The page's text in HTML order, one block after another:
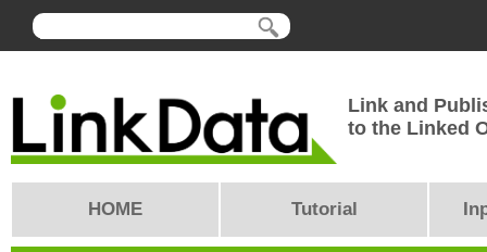
Link and
to the Linked
HOME Tutorial